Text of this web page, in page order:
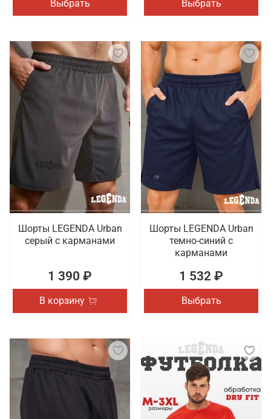
Выбрать Выбрать
Шорты LEGENDA Urban
серый c карманами
1 390 ₽
В корзину
Шорты LEGENDA Urban
темно-синий с
карманами
1 532 ₽
Выбрать